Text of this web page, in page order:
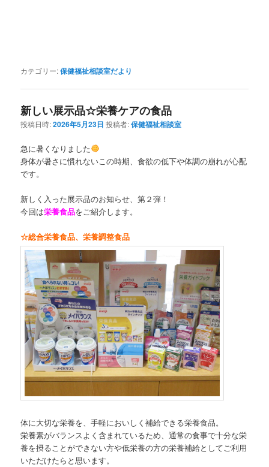
カテゴリー:保健福祉相談室だより
新しい展示品☆栄養ケアの食品
投稿日時:2026年5月23日 投稿者:保健福祉相談室
急に暑くなりました
身体が暑さに慣れないこの時期、食欲の低下や体調の崩れが心配
です。
新しく入った展示品のお知らせ、第２弾！
今回は栄養食品をご紹介します。
☆総合栄養食品、栄養調整食品
体に大切な栄養を、手軽においしく補給できる栄養食品。
栄養素がバランスよく含まれているため、通常の食事で十分な栄
養を摂ることができない方や低栄養の方の栄養補給としてご利用
いただけたらと思います。